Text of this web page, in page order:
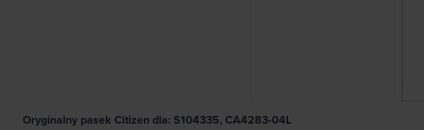
Oryginalny pasek Citizen dla: S104335, CA4283-04L